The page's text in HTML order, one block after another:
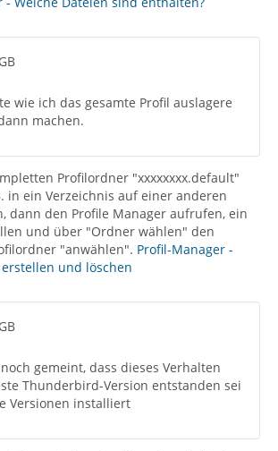
wie ich das gesamte Profil auslagere
machen.
Profilordner "xxxxxxxx.default"
in ein Verzeichnis auf einer anderen
dann den Profile Manager aufrufen, ein
und über "Ordner wählen" den
"anwählen". Profil-Manager -
und löschen
gemeint, dass dieses Verhalten
Thunderbird-Version entstanden sei
Versionen installiert